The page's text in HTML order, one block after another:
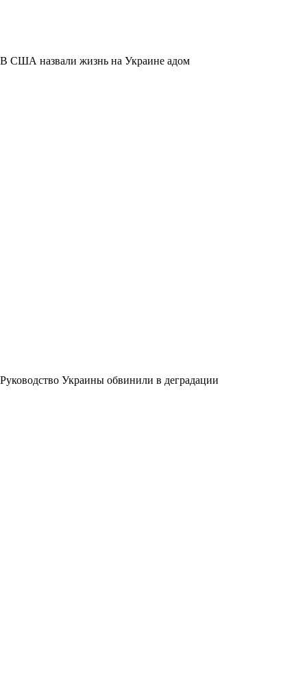
В США назвали жизнь на Украине адом
Руководство Украины обвинили в деградации